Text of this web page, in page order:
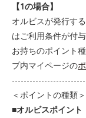
【1の場合】
オルビスが発行す
はご利用条件が付
お持ちのポイント
プ内マイページの
＜ポイントの種類＞
■オルビスポイント